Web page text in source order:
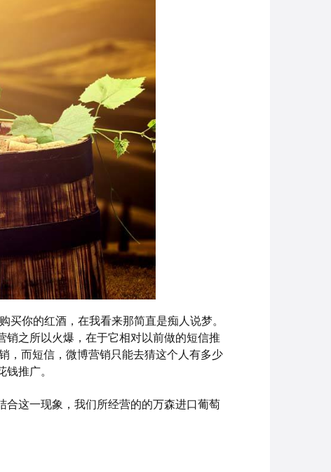
买你的红酒，在我看来那简直是痴人说梦。
之所以火爆，在于它相对以前做的短信推
，而短信，微博营销只能去猜这个人有多少
推广。
合这一现象，我们所经营的的万森进口葡萄